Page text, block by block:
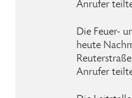
Anrufer
Die Feuer-
heute
Anrufer